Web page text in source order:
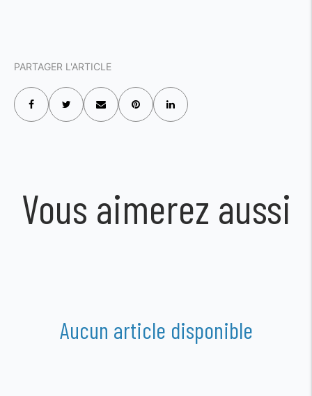
PARTAGER L'ARTICLE
Vous aimerez aussi
Aucun article disponible